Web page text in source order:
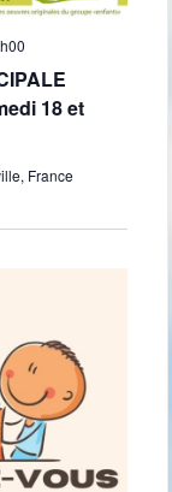
18 et
France